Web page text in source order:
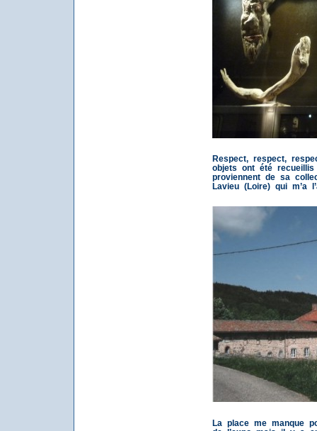
Respect, respect,
objets ont été recueillis
proviennent de sa
Lavieu (Loire) qui m’a
La place me manque